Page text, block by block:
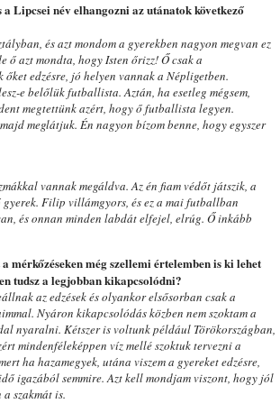
Lipcsei név elhangozni az utánatok következő
és azt mondom a gyerekben nagyon megvan ez
ő azt mondta, hogy Isten őrizz! Ő csak a
edzésre, jó helyen vannak a Népligetben.
e belőlük futballista. Aztán, ha esetleg mégsem,
megtettünk azért, hogy ő futballista legyen.
meglátjuk. Én nagyon bízom benne, hogy egyszer
vannak megáldva. Az én fiam védőt játszik, a
Filip villámgyors, és ez a mai futballban
és onnan minden labdát elfejel, elrúg. Ő inkább
mérkőzéseken még szellemi értelemben is ki lehet
tudsz a legjobban kikapcsolódni?
az edzések és olyankor elsősorban csak a
Nyáron kikapcsolódás közben nem szoktam a
nyaralni. Kétszer is voltunk például Törökországban,
mindenféleképpen víz mellé szoktuk tervezni a
ha hazamegyek, utána viszem a gyereket edzésre,
igazából semmire. Azt kell mondjam viszont, hogy jól
szakmát is.